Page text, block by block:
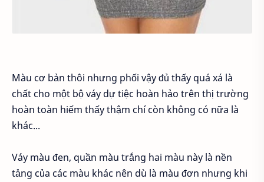
Màu cơ bản thôi nhưng phối vậy đủ thấy quá xá là
chất cho một bộ váy dự tiệc hoàn hảo trên thị trường
hoàn toàn hiếm thấy thậm chí còn không có nữa là
khác...
Váy màu đen, quần màu trắng hai màu này là nền
tảng của các màu khác nên dù là màu đơn nhưng khi